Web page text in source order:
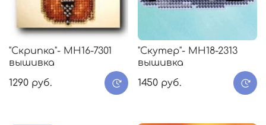
"Скрипка"- МH16-7301
вышивка
1290 руб.
"Скутер"- МH18-2313
вышивка
1450 руб.